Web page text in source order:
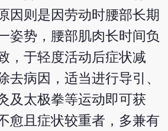
因则是因劳动时腰部长期
姿势，腰部肌肉长时间负
，于轻度活动后症状减
去病因，适当进行导引、
及太极拳等运动即可获
愈且症状较重者，多兼有